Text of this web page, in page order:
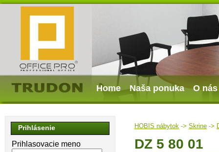
Home Naša ponuka O nás
HOBIS nábytok -> Skrine ->
DZ 5 80 01
Prihlásenie
Prihlasovacie meno